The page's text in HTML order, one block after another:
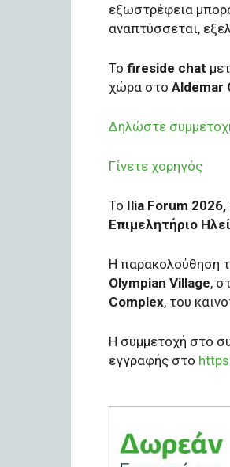
εξωστρέφεια
αναπτύσσεται,
Το fireside chat
χώρα στο Aldemar
Δηλώστε
Γίνετε χορηγός
Το Ilia Forum 2026,
Επιμελητήριο
Η παρακολούθηση
Olympian Village,
Complex, του
Η συμμετοχή στο
εγγραφής στο